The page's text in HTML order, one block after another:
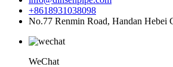
+8618931038098
No.77 Renmin Road, Handan Hebei
WeChat